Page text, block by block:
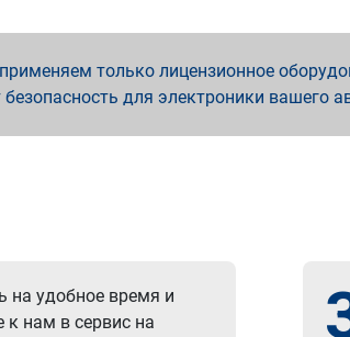
только лицензионное
для электроники вашего
на удобное время и
к нам в сервис на